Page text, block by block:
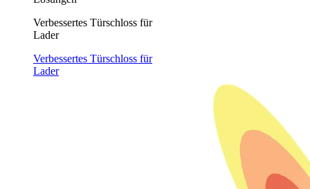
Verbessertes Türschloss für
Lader
Verbessertes Türschloss für
Lader